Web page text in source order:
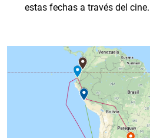
estas fechas a través del cine.